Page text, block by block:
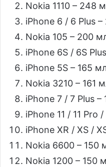
Nokia 1110 – 248
iPhone 6 / 6 Plus
Nokia 105 – 200
iPhone 6S / 6S
iPhone 5S – 165
Nokia 3210 – 161
iPhone 7 / 7 Plus –
iPhone 11 / 11 Pro
iPhone XR / XS /
Nokia 6600 – 150
Nokia 1200 – 150